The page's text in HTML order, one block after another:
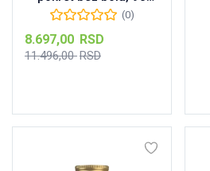
kapsula + GRATIS gel
(0)
8.697,00 RSD
11.496,00RSD
11.496,00 RSD.